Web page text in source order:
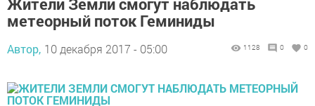
Жители Земли смогут наблюдать
метеорный поток Геминиды
Автор, 10 декабря 2017 - 05:00 1128 0 0